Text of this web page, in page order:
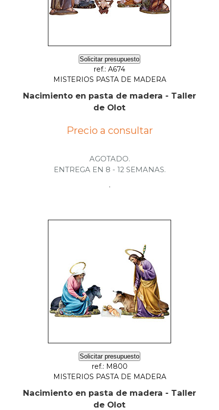
Solicitar presupuesto
ref.: A674
MISTERIOS PASTA DE MADERA
Nacimiento en pasta de madera - Taller
de Olot
Precio a consultar
AGOTADO.
ENTREGA EN 8 - 12 SEMANAS.
.
Solicitar presupuesto
ref.: M800
MISTERIOS PASTA DE MADERA
Nacimiento en pasta de madera - Taller
de Olot